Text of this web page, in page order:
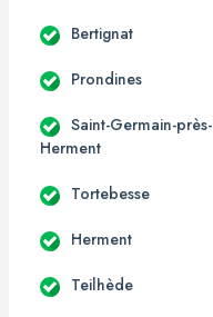
Bertignat
Prondines
Saint-Germain-près-
Herment
Tortebesse
Herment
Teilhède